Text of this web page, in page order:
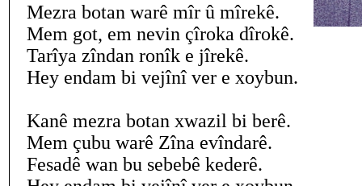
Mezra botan warê mîr û mîrekê.
Mem got, em nevin çîroka dîrokê.
Tarîya zîndan ronîk e jîrekê.
Hey endam bi vejînî ver e xoybun.
Kanê mezra botan xwazil bi berê.
Mem çubu warê Zîna evîndarê.
Fesadê wan bu sebebê kederê.